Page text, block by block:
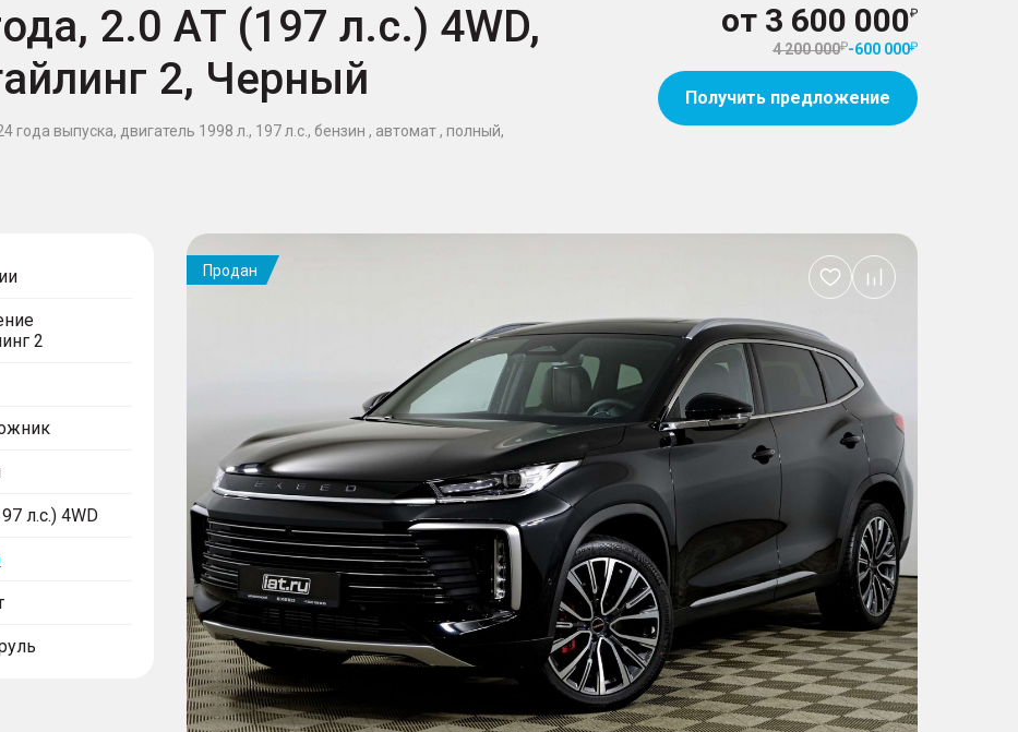
2.0 AT (197 л.с.) 4WD,
2, Черный
года выпуска, двигатель 1998 л., 197 л.с., бензин , автомат , полный,
от 3 600 000
4 200 000 -600 000
Получить предложение
2
л.с.) 4WD
Продан
Добавить
в